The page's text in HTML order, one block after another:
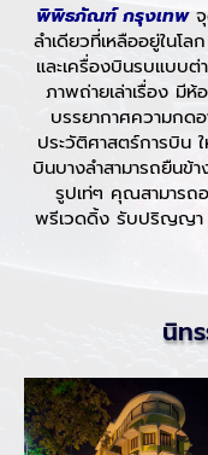
พิพิธภัณฑ์ กรุงเทพจุ
ลำเดียวที่เหลืออยู่ในโ
และเครื่องบินรบแบบ
ภาพถ่ายเล่าเรื่อง มี
บรรยากาศความก
ประวัติศาสตร์การบิน
บินบางลำสามารถยืนข้
รูปเท่ๆ คุณสามารถ
พรีเวดดิ้ง รับปริญญ
นิท